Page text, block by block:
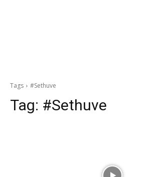
Tags #Sethuve
Tag: #Sethuve